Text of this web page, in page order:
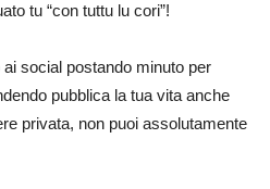
tu “con tuttu lu cori”!
ai social postando minuto per
pubblica la tua vita anche
privata, non puoi assolutamente